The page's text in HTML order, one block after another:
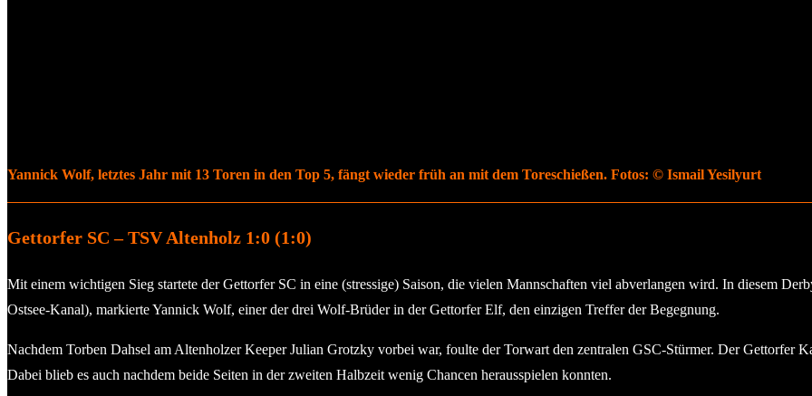
Yannick Wolf, letztes Jahr mit 13 Toren in den Top 5, fängt wieder früh an mit dem Toreschießen. Fotos: © Ismail Yesilyurt
Gettorfer SC – TSV Altenholz 1:0 (1:0)
Mit einem wichtigen Sieg startete der Gettorfer SC in eine (stressige) Saison, die vielen Mannschaften viel abverlangen wird. In diesem
Ostsee-Kanal), markierte Yannick Wolf, einer der drei Wolf-Brüder in der Gettorfer Elf, den einzigen Treffer der Begegnung.
Nachdem Torben Dahsel am Altenholzer Keeper Julian Grotzky vorbei war, foulte der Torwart den zentralen GSC-Stürmer. Der Gettorfer
Dabei blieb es auch nachdem beide Seiten in der zweiten Halbzeit wenig Chancen herausspielen konnten.